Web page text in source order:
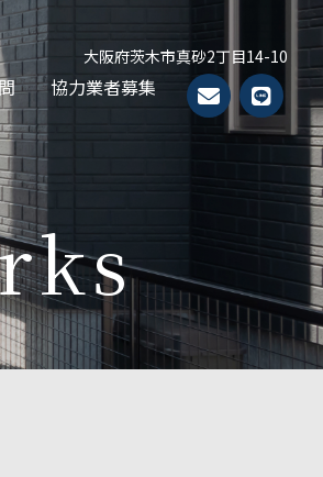
大阪府茨木市真砂2丁目14-10
協力業者募集